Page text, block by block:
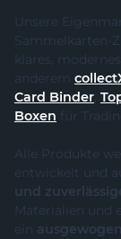
Unsere
Sammelkarten-
klares,
anderem
Card Binder,
Boxen für
Alle Produkte
entwickelt und
und
Materialien und
ein